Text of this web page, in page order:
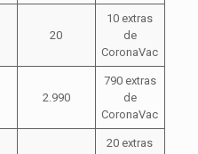
20
10 extras
de
CoronaVac
2.990
790 extras
de
CoronaVac
20 extras